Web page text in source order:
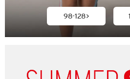
98-128